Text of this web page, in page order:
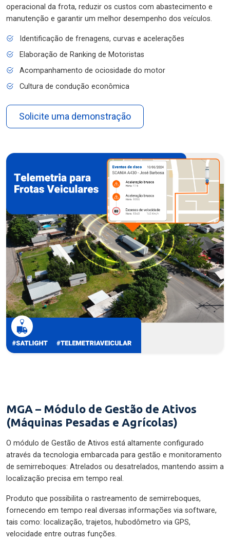
operacional da frota, reduzir os custos com abastecimento e
manutenção e garantir um melhor desempenho dos veículos.
Identificação de frenagens, curvas e acelerações
Elaboração de Ranking de Motoristas
Acompanhamento de ociosidade do motor
Cultura de condução econômica
Solicite uma demonstração
MGA – Módulo de Gestão de Ativos
(Máquinas Pesadas e Agrícolas)
O módulo de Gestão de Ativos está altamente configurado
através da tecnologia embarcada para gestão e monitoramento
de semirreboques: Atrelados ou desatrelados, mantendo assim a
localização precisa em tempo real.
Produto que possibilita o rastreamento de semirreboques,
fornecendo em tempo real diversas informações via software,
tais como: localização, trajetos, hubodômetro via GPS,
velocidade entre outras funções.